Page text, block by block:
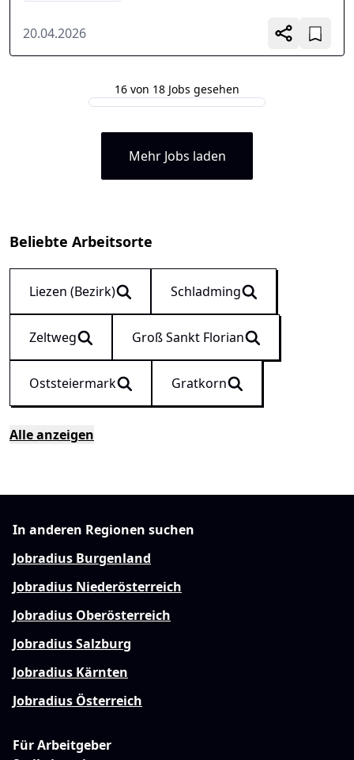
20.04.2026
16 von 18 Jobs gesehen
Mehr Jobs laden
Beliebte Arbeitsorte
Liezen (Bezirk) Schladming
Zeltweg Groß Sankt Florian
Oststeiermark Gratkorn
Alle anzeigen
In anderen Regionen suchen
Jobradius Burgenland
Jobradius Niederösterreich
Jobradius Oberösterreich
Jobradius Salzburg
Jobradius Kärnten
Jobradius Österreich
Für Arbeitgeber